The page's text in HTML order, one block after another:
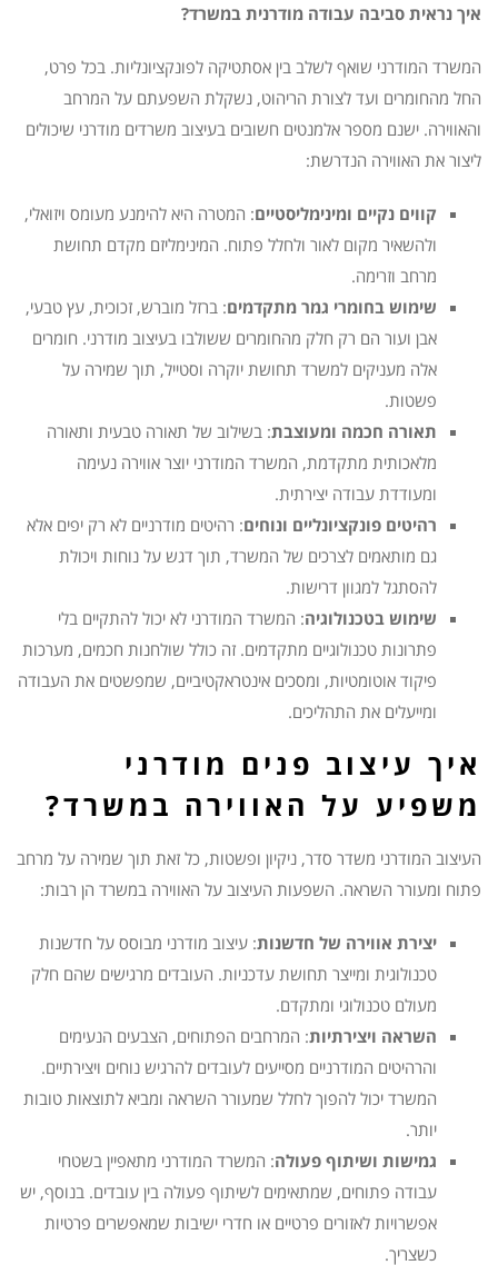
איך נראית סביבה עבודה מודרנית במשרד?
המשרד המודרני שואף לשלב בין אסתטיקה לפונקציונליות. בכל פרט,
החל מהחומרים ועד לצורת הריהוט, נשקלת השפעתם על המרחב
והאווירה. ישנם מספר אלמנטים חשובים בעיצוב משרדים מודרני שיכולים
ליצור את האווירה הנדרשת:
קווים נקיים ומינימליסטיים: המטרה היא להימנע מעומס ויזואלי,
ולהשאיר מקום לאור ולחלל פתוח. המינימליזם מקדם תחושת
מרחב וזרימה.
שימוש בחומרי גמר מתקדמים: ברזל מוברש, זכוכית, עץ טבעי,
אבן ועור הם רק חלק מהחומרים ששולבו בעיצוב מודרני. חומרים
אלה מעניקים למשרד תחושת יוקרה וסטייל, תוך שמירה על
פשטות.
תאורה חכמה ומעוצבת: בשילוב של תאורה טבעית ותאורה
מלאכותית מתקדמת, המשרד המודרני יוצר אווירה נעימה
ומעודדת עבודה יצירתית.
רהיטים פונקציונליים ונוחים: רהיטים מודרניים לא רק יפים אלא
גם מותאמים לצרכים של המשרד, תוך דגש על נוחות ויכולת
להסתגל למגוון דרישות.
שימוש בטכנולוגיה: המשרד המודרני לא יכול להתקיים בלי
פתרונות טכנולוגיים מתקדמים. זה כולל שולחנות חכמים, מערכות
פיקוד אוטומטיות, ומסכים אינטראקטיביים, שמפשטים את העבודה
ומייעלים את התהליכים.
איך עיצוב פנים מודרני
משפיע על האווירה במשרד?
העיצוב המודרני משדר סדר, ניקיון ופשטות, כל זאת תוך שמירה על מרחב
פתוח ומעורר השראה. השפעות העיצוב על האווירה במשרד הן רבות:
יצירת אווירה של חדשנות: עיצוב מודרני מבוסס על חדשנות
טכנולוגית ומייצר תחושת עדכניות. העובדים מרגישים שהם חלק
מעולם טכנולוגי ומתקדם.
השראה ויצירתיות: המרחבים הפתוחים, הצבעים הנעימים
והרהיטים המודרניים מסייעים לעובדים להרגיש נוחים ויצירתיים.
המשרד יכול להפוך לחלל שמעורר השראה ומביא לתוצאות טובות
יותר.
גמישות ושיתוף פעולה: המשרד המודרני מתאפיין בשטחי
עבודה פתוחים, שמתאימים לשיתוף פעולה בין עובדים. בנוסף, יש
אפשרויות לאזורים פרטיים או חדרי ישיבות שמאפשרים פרטיות
כשצריך.